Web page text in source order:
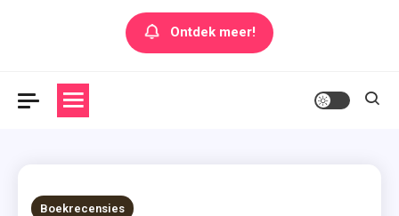
Ontdek meer!
4 MINS READ
Boekrecensies